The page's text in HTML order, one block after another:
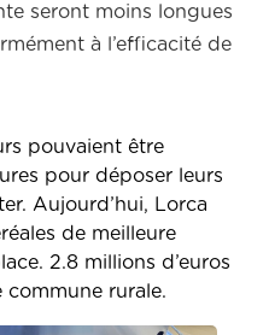
seront moins longues
à l’efficacité de
pouvaient être
pour déposer leurs
Aujourd’hui, Lorca
de meilleure
2.8 millions d’euros
rurale.